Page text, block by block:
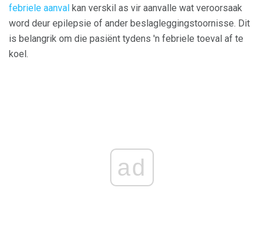
febriele aanval kan verskil as vir aanvalle wat veroorsaak
word deur epilepsie of ander beslagleggingstoornisse. Dit
is belangrik om die pasiënt tydens 'n febriele toeval af te
koel.
ad